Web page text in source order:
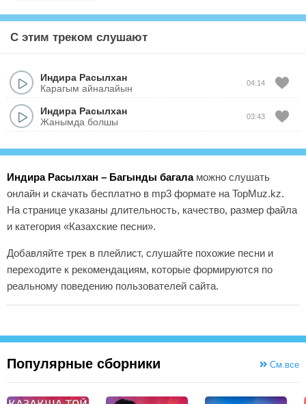
С этим треком слушают
Индира Расылхан
Карагым айналайын
04:14
Индира Расылхан
Жанымда болшы
03:43
Индира Расылхан – Багынды багаламожно слушать
онлайн и скачать бесплатно в mp3 формате на TopMuz.kz.
На странице указаны длительность, качество, размер файла
и категория «Казахские песни».
Добавляйте трек в плейлист, слушайте похожие песни и
переходите к рекомендациям, которые формируются по
реальному поведению пользователей сайта.
Популярные сборники См.все